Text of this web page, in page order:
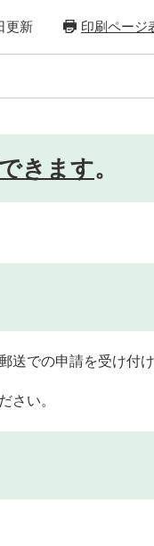
更新 印刷ページ
きます。
での申請を受け付け
さい。